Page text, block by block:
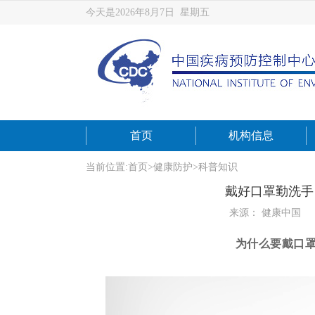
今天是2026年8月7日 星期五
首页 机构信息
当前位置:首页 >健康防护>科普知识
戴好口罩勤洗
来源： 健康中国
为什么要戴口